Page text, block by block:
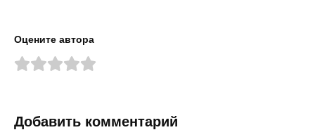
Оцените автора
Добавить комментарий